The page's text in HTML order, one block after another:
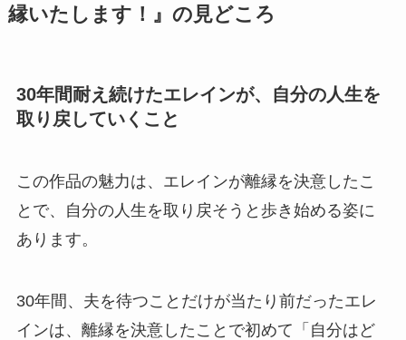
縁いたします！』の見どころ
30年間耐え続けたエレインが、自分の人生を
取り戻していくこと
この作品の魅力は、エレインが離縁を決意したこ
とで、自分の人生を取り戻そうと歩き始める姿に
あります。
30年間、夫を待つことだけが当たり前だったエレ
インは、離縁を決意したことで初めて「自分はど